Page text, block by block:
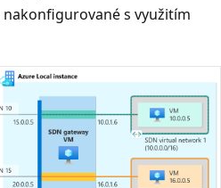
nakonfigurované s využitím